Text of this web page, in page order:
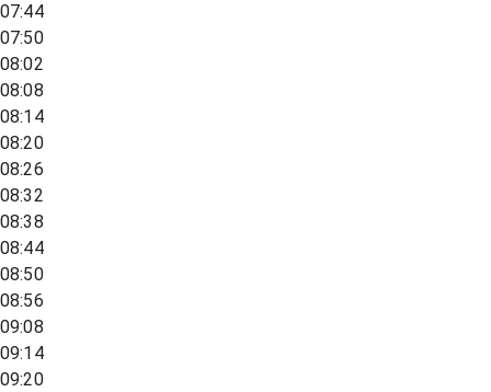
07:44
07:50
08:02
08:08
08:14
08:20
08:26
08:32
08:38
08:44
08:50
08:56
09:08
09:14
09:20